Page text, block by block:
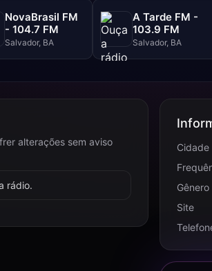
NovaBrasil FM
- 104.7 FM
Salvador, BA
A Tarde FM -
103.9 FM
Salvador, BA
alterações sem aviso
rádio.
Cidade
Gênero
Site